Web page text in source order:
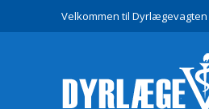
Velkommen til Dyrlægevagten